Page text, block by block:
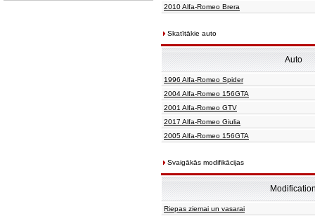
2010 Alfa-Romeo Brera
Skatītākie auto
Auto
1996 Alfa-Romeo Spider
2004 Alfa-Romeo 156GTA
2001 Alfa-Romeo GTV
2017 Alfa-Romeo Giulia
2005 Alfa-Romeo 156GTA
Svaigākās modifikācijas
Riepas ziemai un vasarai